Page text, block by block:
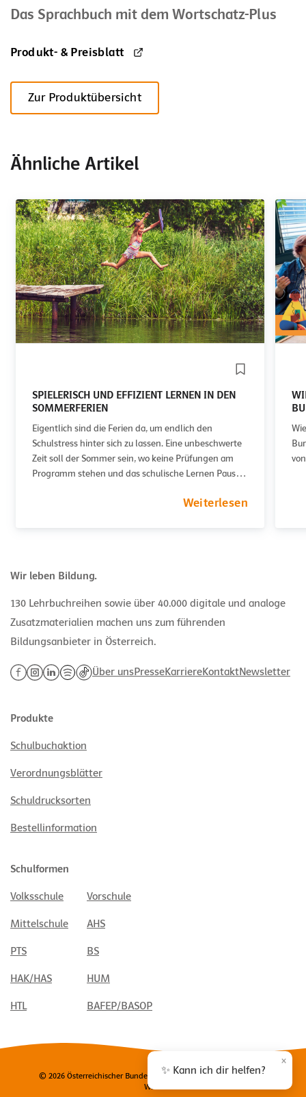
Das Sprachbuch mit dem Wortschatz-Plus
Produkt- & Preisblatt
Zur Produktübersicht
Ähnliche Artikel
SPIELERISCH UND EFFIZIENT LERNEN IN DEN
SOMMERFERIEN
Eigentlich sind die Ferien da, um endlich den
Schulstress hinter sich zu lassen. Eine unbeschwerte
Zeit soll der Sommer sein, wo keine Prüfungen am
Programm stehen und das schulische Lernen Pause
Weiterlesen
Wir leben Bildung.
130 Lehrbuchreihen sowie über 40.000 digitale und analoge
Zusatzmaterialien machen uns zum führenden
Bildungsanbieter in Österreich.
Über unsPresseKarriereKontaktNewsletter
Produkte
Schulbuchaktion
Verordnungsblätter
Schuldrucksorten
Bestellinformation
Schulformen
Volksschule Vorschule
Mittelschule AHS
PTS BS
HAK/HAS HUM
HTL BAFEP/BASOP
© 2026 Österreichischer Bundesverlag Schulbuch GmbH & Co. KG,
Wien
✨ Kann ich dir helfen?
×